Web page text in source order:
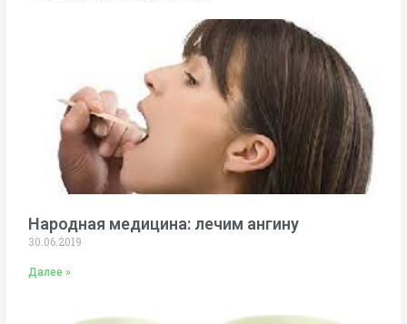
Народная медицина: лечим ангину
30.06.2019
Далее »